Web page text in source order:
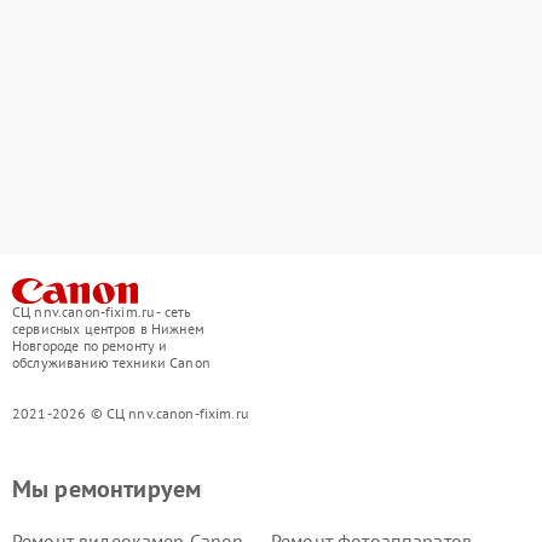
СЦ nnv.canon-fixim.ru - сеть
сервисных центров в Нижнем
Новгороде по ремонту и
обслуживанию техники Canon
2021-2026 © СЦ nnv.canon-fixim.ru
Мы ремонтируем